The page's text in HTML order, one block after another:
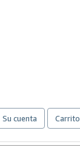
Su cuenta Carrito